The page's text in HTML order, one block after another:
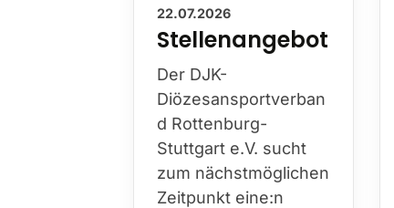
22.07.2026
Stellenangebot
Der DJK-
Diözesansportverban
d Rottenburg-
Stuttgart e.V. sucht
zum nächstmöglichen
Zeitpunkt eine:n